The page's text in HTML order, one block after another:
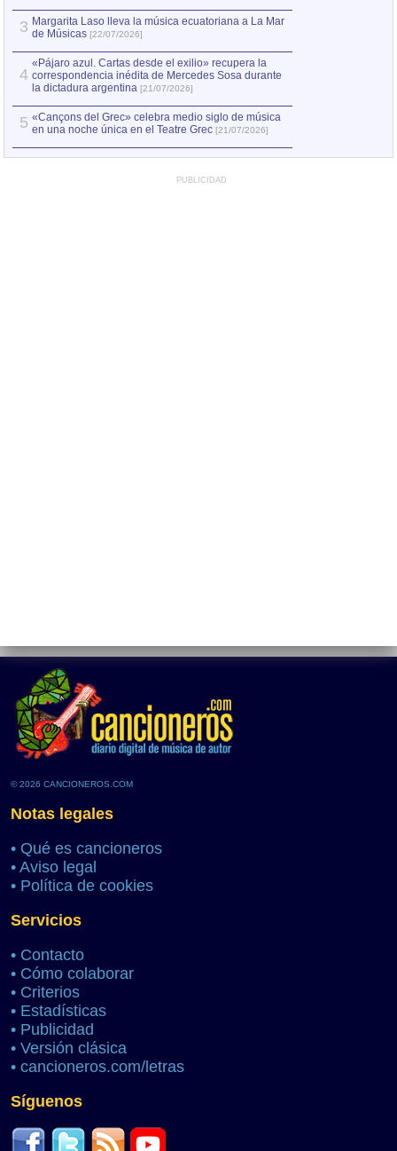
3 Margarita Laso lleva la música ecuatoriana a La Mar
de Músicas [22/07/2026]
4
«Pájaro azul. Cartas desde el exilio» recupera la
correspondencia inédita de Mercedes Sosa durante
la dictadura argentina [21/07/2026]
5 «Cançons del Grec» celebra medio siglo de música
en una noche única en el Teatre Grec [21/07/2026]
PUBLICIDAD
© 2026 CANCIONEROS.COM
Notas legales
• Qué es cancioneros
• Aviso legal
• Política de cookies
Servicios
• Contacto
• Cómo colaborar
• Criterios
• Estadísticas
• Publicidad
• Versión clásica
• cancioneros.com/letras
Síguenos